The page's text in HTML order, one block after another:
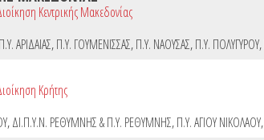
Κεντρικής Μακεδονίας
Π.Υ. ΑΡΙΔΑΙΑΣ,Π.Υ. ΓΟΥΜΕΝΙΣΣΑΣ,Π.Υ. ΝΑΟΥΣΑΣ,Π.Υ. ΠΟΛΥΓΥΡΟΥ,
Κρήτης
,ΔΙ.Π.Υ.Ν. ΡΕΘΥΜΝΗΣ & Π.Υ. ΡΕΘΥΜΝΗΣ,Π.Υ. ΑΓΙΟΥ ΝΙΚΟΛΑΟΥ,